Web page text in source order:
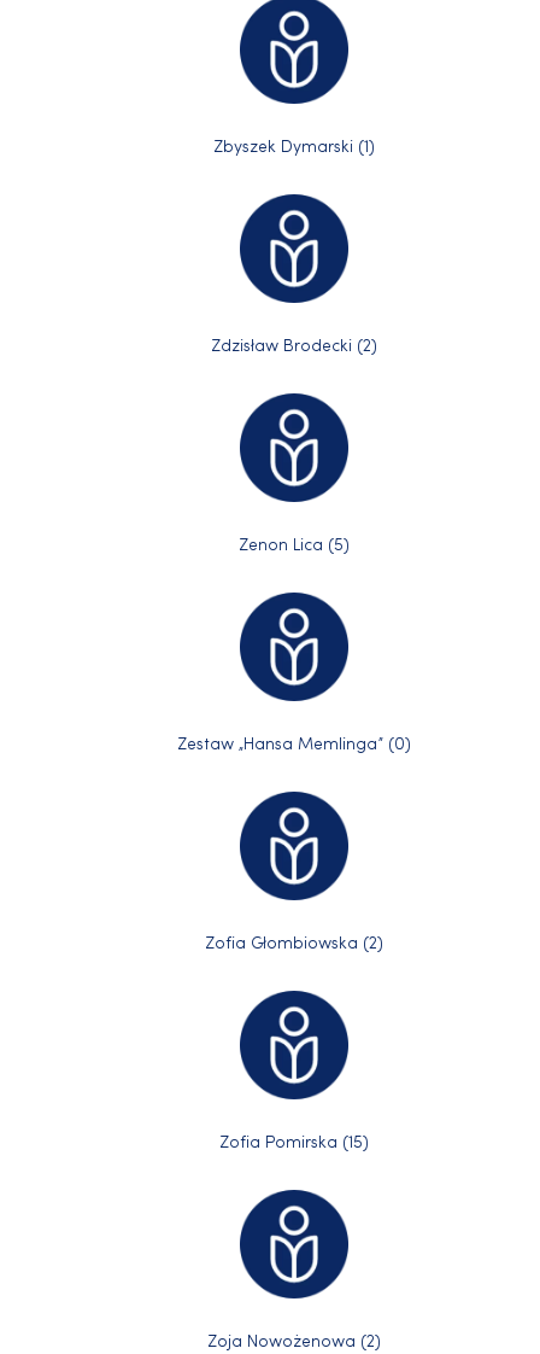
Zbyszek Dymarski (1)
Zdzisław Brodecki (2)
Zenon Lica (5)
Zestaw „Hansa Memlinga” (0)
Zofia Głombiowska (2)
Zofia Pomirska (15)
Zoja Nowożenowa (2)